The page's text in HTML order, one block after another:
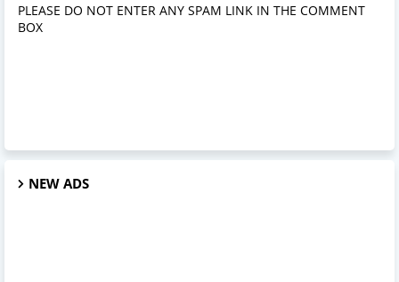
PLEASE DO NOT ENTER ANY SPAM LINK IN THE COMMENT
BOX
NEW ADS